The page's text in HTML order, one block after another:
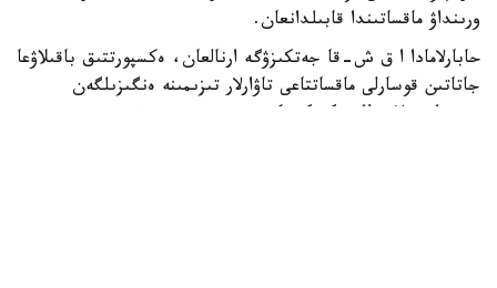
ورىنداۋ ماقساتىندا قابىلدانعان.
حابارلامادا ا ق ش-قا جەتكىزۋگە ارنالعان، ەكسپورتتىق باقىلاۋعا
جاتاتىن قوسارلى ماقساتتاعى تاۋارلار تىزىمىنە ەنگىزىلگەن